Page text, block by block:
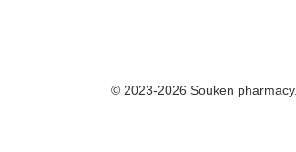
© 2023-2026 Souken pharmacy.